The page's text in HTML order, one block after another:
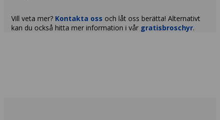
Vill veta mer? Kontakta oss och låt oss berätta! Alternativt
kan du också hitta mer information i vår gratisbroschyr.